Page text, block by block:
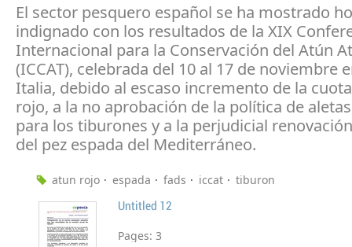
El sector pesquero español se ha mostrado
indignado con los resultados de la XIX
Internacional para la Conservación del Atún
(ICCAT), celebrada del 10 al 17 de noviembre
Italia, debido al escaso incremento de la
rojo, a la no aprobación de la política de
para los tiburones y a la perjudicial
del pez espada del Mediterráneo.
atun rojo espada fads iccat tiburon
Untitled 12
Pages: 3